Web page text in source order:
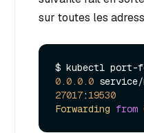
sur toutes les
0.0.0.0
27017:19530
Forwarding from